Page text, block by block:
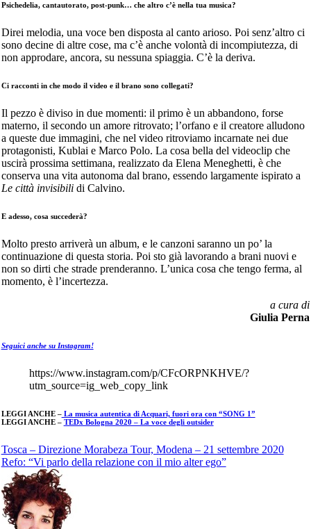
Psichedelia, cantautorato, post-punk… che altro c’è nella tua musica?
Direi melodia, una voce ben disposta al canto arioso. Poi senz’altro ci
sono decine di altre cose, ma c’è anche volontà di incompiutezza, di
non approdare, ancora, su nessuna spiaggia. C’è la deriva.
Ci racconti in che modo il video e il brano sono collegati?
Il pezzo è diviso in due momenti: il primo è un abbandono, forse
materno, il secondo un amore ritrovato; l’orfano e il creatore alludono
a queste due immagini, che nel video ritroviamo incarnate nei due
protagonisti, Kublai e Marco Polo. La cosa bella del videoclip che
uscirà prossima settimana, realizzato da Elena Meneghetti, è che
conserva una vita autonoma dal brano, essendo largamente ispirato a
Le città invisibilidi Calvino.
E adesso, cosa succederà?
Molto presto arriverà un album, e le canzoni saranno un po’ la
continuazione di questa storia. Poi sto già lavorando a brani nuovi e
non so dirti che strade prenderanno. L’unica cosa che tengo ferma, al
momento, è l’incertezza.
a cura di
Giulia Perna
Seguici anche su Instagram!
https://www.instagram.com/p/CFcORPNKHVE/?
utm_source=ig_web_copy_link
LEGGI ANCHE –La musica autentica di Acquari, fuori ora con “SONG 1”
LEGGI ANCHE – TEDx Bologna 2020 – La voce degli outsider
Navigazione
articoli
Tosca – Direzione Morabeza Tour, Modena – 21 settembre 2020
Refo: “Vi parlo della relazione con il mio alter ego”